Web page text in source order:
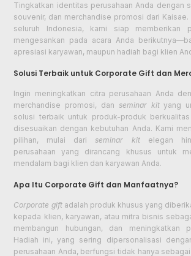
Tingkatkan identitas perusahaan Anda dengan
souvenir, dan merchandise promosi dari Kaisae.
seluruh Indonesia, kami siap memberikan
mengesankan pada acara Anda
apresiasi karyawan, maupun hadiah bagi klien
Solusi Terbaik untuk Corporate Gift dan
Ingin meningkatkan citra perusahaan Anda
merchandise promosi, dan seminar kityang
solusi terbaik untuk produk-produk
disesuaikan dengan kebutuhan Anda. Kami
pilihan, mulai dariseminar kitelegan
perusahaan yang dirancang khusus untuk
mendalam bagi klien dan karyawan Anda.
Apa Itu Corporate Gift dan Manfaatnya?
Corporate giftadalah produk khusus yang
kepada klien, karyawan, atau mitra bisnis
membangun hubungan, dan meningkatkan
Hadiah ini, yang sering dipersonalisasi
perusahaan Anda, berfungsi tidak hanya